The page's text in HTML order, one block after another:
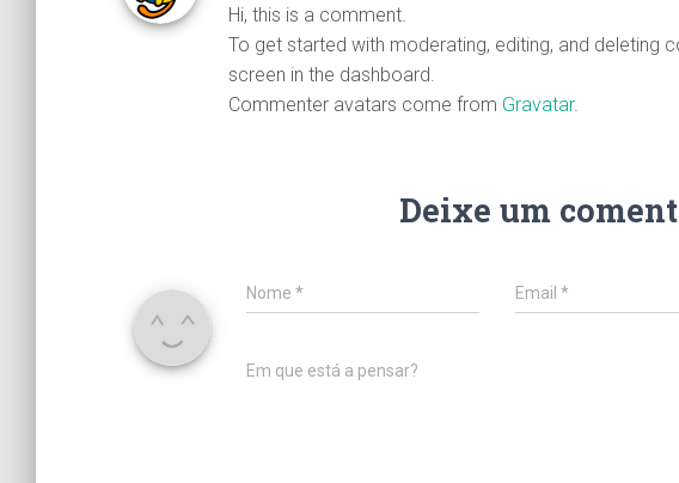
Hi, this is a comment.
To get started with moderating, editing, and deleting
screen in the dashboard.
Commenter avatars come from Gravatar.
Deixe um
Nome * Email*
Em que está a pensar?